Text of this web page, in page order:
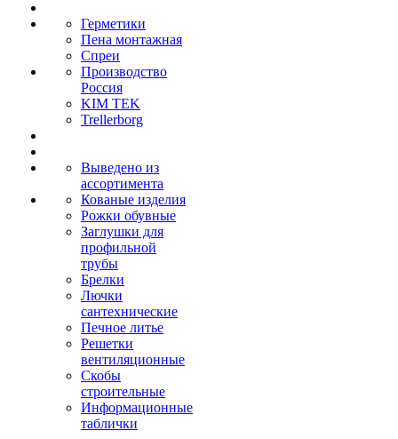
Герметики
Пена монтажная
Спреи
Производство
Россия
KIM TEK
Trellerborg
Выведено из
ассортимента
Кованые изделия
Рожки обувные
Заглушки для
профильной
трубы
Брелки
Лючки
сантехнические
Печное литье
Решетки
вентиляционные
Скобы
строительные
Информационные
таблички